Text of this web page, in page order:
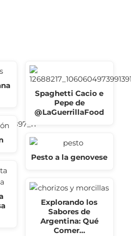
Spaghetti Cacio e
Pepe de
@LaGuerrillaFood
Pesto a la genovese
Explorando los
Sabores de
Argentina: Qué
Comer…